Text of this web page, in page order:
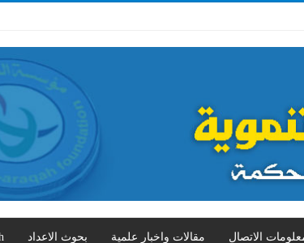
الاتصال مقالات واخبار علمية بحوث الاعداد